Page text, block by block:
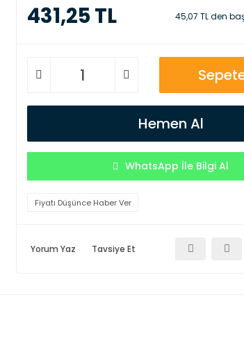
431,25 TL 45,07 TL den
Hemen Al
WhatsApp İle Bilgi Al
Fiyatı Düşünce Haber Ver
Yorum Yaz Tavsiye Et